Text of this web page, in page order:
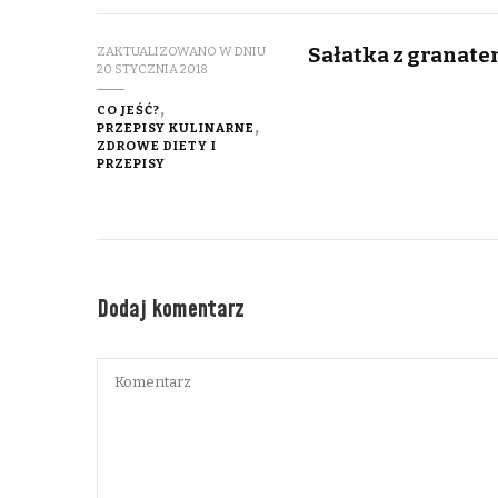
ZAKTUALIZOWANO W DNIU
20 STYCZNIA 2018
CO JEŚĆ?
PRZEPISY KULINARNE
ZDROWE DIETY I
PRZEPISY
Sałatka z
Dodaj komentarz